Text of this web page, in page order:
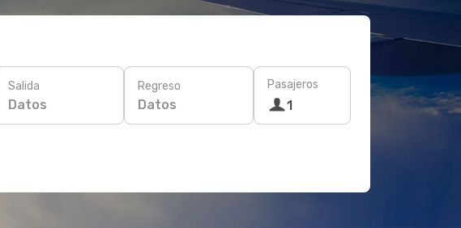
Salida
Datos
Regreso
Datos
Pasajeros
1